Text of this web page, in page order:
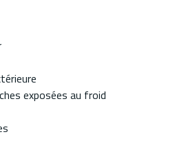
exposées au froid